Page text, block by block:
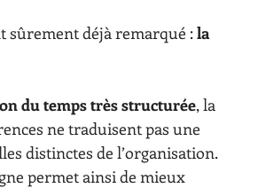
sûrement déjà remarqué : la
du temps très structurée, la
ne traduisent pas une
distinctes de l’organisation.
permet ainsi de mieux